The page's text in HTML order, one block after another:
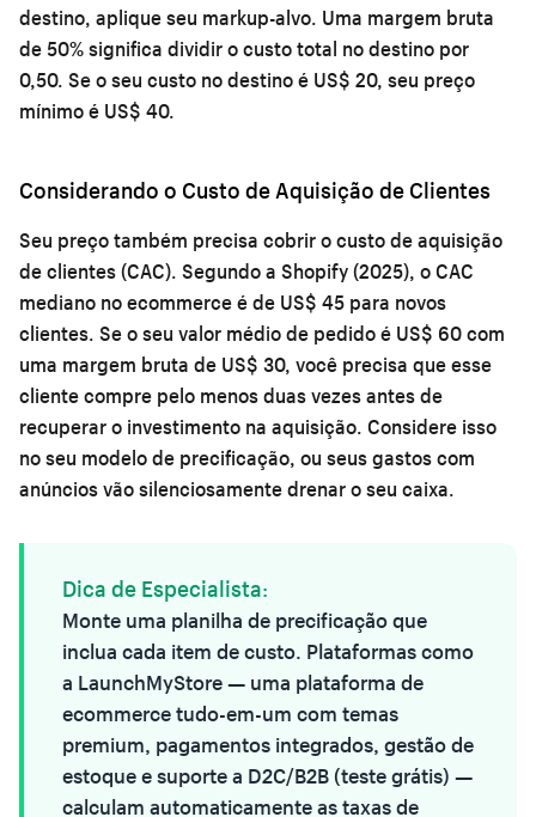
destino, aplique seu markup-alvo. Uma margem bruta
de 50% significa dividir o custo total no destino por
0,50. Se o seu custo no destino é US$ 20, seu preço
mínimo é US$ 40.
Considerando o Custo de Aquisição de Clientes
Seu preço também precisa cobrir o custo de aquisição
de clientes (CAC). Segundo a Shopify (2025), o CAC
mediano no ecommerce é de US$ 45 para novos
clientes. Se o seu valor médio de pedido é US$ 60 com
uma margem bruta de US$ 30, você precisa que esse
cliente compre pelo menos duas vezes antes de
recuperar o investimento na aquisição. Considere isso
no seu modelo de precificação, ou seus gastos com
anúncios vão silenciosamente drenar o seu caixa.
Dica de Especialista:
Monte uma planilha de precificação que
inclua cada item de custo. Plataformas como
a LaunchMyStore— uma plataforma de
ecommerce tudo-em-um com temas
premium, pagamentos integrados, gestão de
estoque e suporte a D2C/B2B (teste grátis) —
calculam automaticamente as taxas de